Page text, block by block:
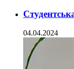
04.04.2024